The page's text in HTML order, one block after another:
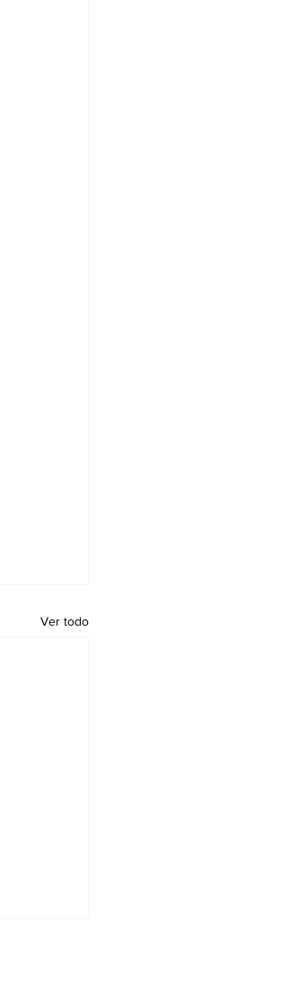
Ver todo